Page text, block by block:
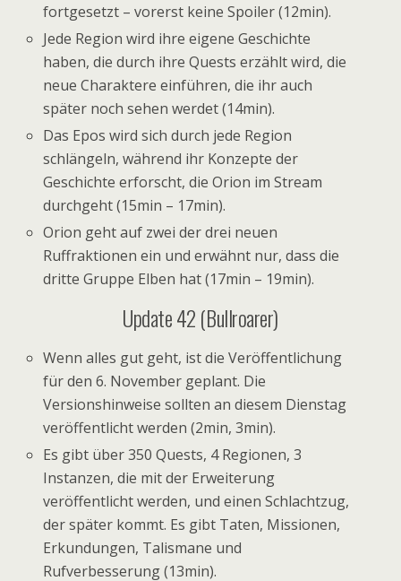
fortgesetzt – vorerst keine Spoiler (12min).
Jede Region wird ihre eigene Geschichte
haben, die durch ihre Quests erzählt wird, die
neue Charaktere einführen, die ihr auch
später noch sehen werdet (14min).
Das Epos wird sich durch jede Region
schlängeln, während ihr Konzepte der
Geschichte erforscht, die Orion im Stream
durchgeht (15min – 17min).
Orion geht auf zwei der drei neuen
Ruffraktionen ein und erwähnt nur, dass die
dritte Gruppe Elben hat (17min – 19min).
Update 42 (Bullroarer)
Wenn alles gut geht, ist die Veröffentlichung
für den 6. November geplant. Die
Versionshinweise sollten an diesem Dienstag
veröffentlicht werden (2min, 3min).
Es gibt über 350 Quests, 4 Regionen, 3
Instanzen, die mit der Erweiterung
veröffentlicht werden, und einen Schlachtzug,
der später kommt. Es gibt Taten, Missionen,
Erkundungen, Talismane und
Rufverbesserung (13min).